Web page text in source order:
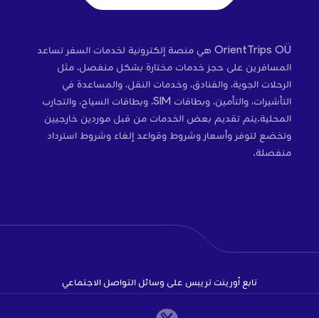
OrientTrips OÜ هي منصة إلكترونية لخدمات السفر تساعد
المسافرين على حجز خدمات مختارة بشكل منفصل، مثل
الرحلات الجوية، والفنادق، وخدمات النقل، والمساعدة في
التأشيرات، والتأمين، وبطاقات SIM، وبطاقات السياح، والتجارب
المحلية.يتم تقديم بعض الخدمات من قبل موردين خارجيين
وتخضع لتوفر وأسعار وشروط وقواعد إلغاء وشروط استرداد
منفصلة.
تابع أورينت تريبس على وسائل التواصل الاجتماعي